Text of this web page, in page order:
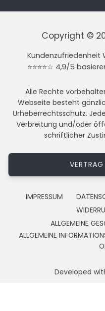
Copyright ©
Kundenzufriedenheit
⭐⭐⭐⭐☆ 4,9/5
Alle Rechte
Webseite besteht
Urheberrechtsschutz.
Verbreitung und/oder
schriftlicher
IMPRESSUM
ALLGEMEINE
ALLGEMEINE
Developed